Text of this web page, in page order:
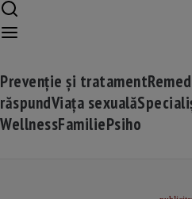
Prevenție și tratament
răspundViața sexuală
WellnessFamiliePsiho